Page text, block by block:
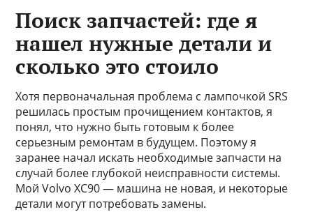
Поиск запчастей: где я
нашел нужные детали и
сколько это стоило
Хотя первоначальная проблема с лампочкой SRS
решилась простым прочищением контактов, я
понял, что нужно быть готовым к более
серьезным ремонтам в будущем. Поэтому я
заранее начал искать необходимые запчасти на
случай более глубокой неисправности системы.
Мой Volvo XC90 — машина не новая, и некоторые
детали могут потребовать замены.